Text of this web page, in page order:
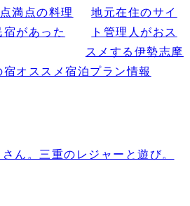
地元在住のサイ
ト管理人がおス
スメする伊勢志摩
宿オススメ宿泊プラン情報
ん。三重のレジャーと遊び。